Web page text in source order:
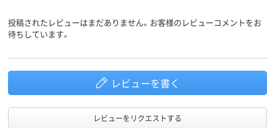
投稿されたレビューはまだありません。お客様のレビューコメントをお
待ちしています。
レビューを書く
レビューをリクエストする